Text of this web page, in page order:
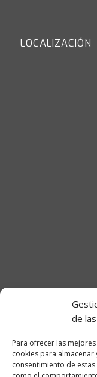
de
Para ofrecer las
cookies para
consentimiento de
LOCALIZACIÓN
Transparencia
Convocatorias